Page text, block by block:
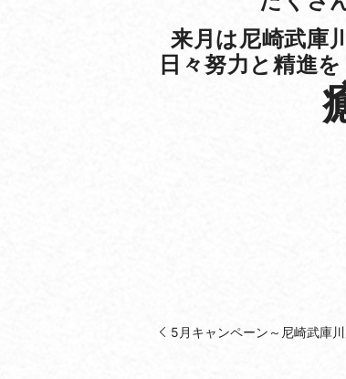
来月は尼崎武庫
日々努力と精進
5月キャンペーン～尼崎武庫川